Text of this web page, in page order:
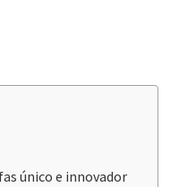
único e innovador